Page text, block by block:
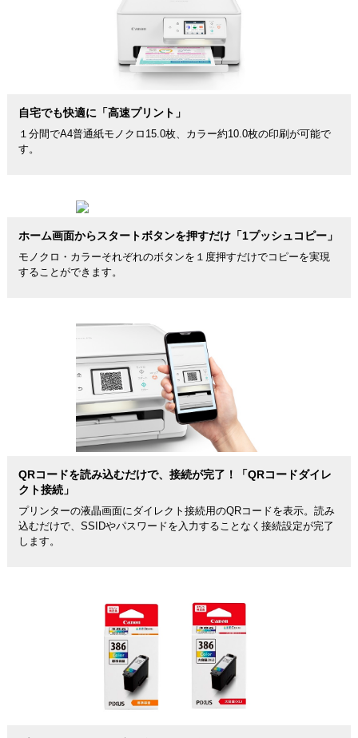
自宅でも快適に「高速プリント」
１分間でA4普通紙モノクロ15.0枚、カラー約10.0枚の印刷が可能で
す。
ホーム画面からスタートボタンを押すだけ「1プッシュコピー」
モノクロ・カラーそれぞれのボタンを１度押すだけでコピーを実現
することができます。
QRコードを読み込むだけで、接続が完了！「QRコードダイレ
クト接続」
プリンターの液晶画面にダイレクト接続用のQRコードを表示。読み
込むだけで、SSIDやパスワードを入力することなく接続設定が完了
します。